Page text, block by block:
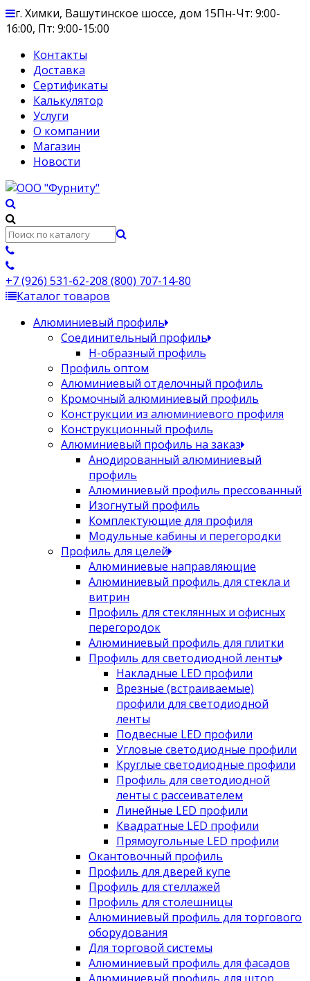
г. Химки, Вашутинское шоссе, дом 15Пн-Чт: 9:00-
16:00, Пт: 9:00-15:00
Контакты
Доставка
Сертификаты
Калькулятор
Услуги
О компании
Магазин
Новости
+7 (926) 531-62-208 (800) 707-14-80
Каталог товаров
Алюминиевый профиль
Соединительный профиль
Н-образный профиль
Профиль оптом
Алюминиевый отделочный профиль
Кромочный алюминиевый профиль
Конструкции из алюминиевого профиля
Конструкционный профиль
Алюминиевый профиль на заказ
Анодированный алюминиевый
профиль
Алюминиевый профиль прессованный
Изогнутый профиль
Комплектующие для профиля
Модульные кабины и перегородки
Профиль для целей
Алюминиевые направляющие
Алюминиевый профиль для стекла и
витрин
Профиль для стеклянных и офисных
перегородок
Алюминиевый профиль для плитки
Профиль для светодиодной ленты
Накладные LED профили
Врезные (встраиваемые)
профили для светодиодной
ленты
Подвесные LED профили
Угловые светодиодные профили
Круглые светодиодные профили
Профиль для светодиодной
ленты с рассеивателем
Линейные LED профили
Квадратные LED профили
Прямоугольные LED профили
Окантовочный профиль
Профиль для дверей купе
Профиль для стеллажей
Профиль для столешницы
Алюминиевый профиль для торгового
оборудования
Для торговой системы
Алюминиевый профиль для фасадов